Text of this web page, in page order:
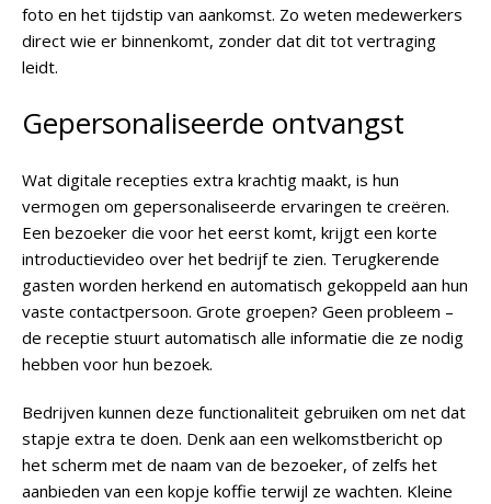
foto en het tijdstip van aankomst. Zo weten medewerkers
direct wie er binnenkomt, zonder dat dit tot vertraging
leidt.
Gepersonaliseerde ontvangst
Wat digitale recepties extra krachtig maakt, is hun
vermogen om gepersonaliseerde ervaringen te creëren.
Een bezoeker die voor het eerst komt, krijgt een korte
introductievideo over het bedrijf te zien. Terugkerende
gasten worden herkend en automatisch gekoppeld aan hun
vaste contactpersoon. Grote groepen? Geen probleem –
de receptie stuurt automatisch alle informatie die ze nodig
hebben voor hun bezoek.
Bedrijven kunnen deze functionaliteit gebruiken om net dat
stapje extra te doen. Denk aan een welkomstbericht op
het scherm met de naam van de bezoeker, of zelfs het
aanbieden van een kopje koffie terwijl ze wachten. Kleine